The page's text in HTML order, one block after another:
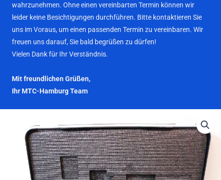
wahrzunehmen. Ohne einen vereinbarten Termin können wir
leider keine Besichtigungen durchführen. Bitte kontaktieren Sie
uns im Voraus, um einen passenden Termin zu vereinbaren. Wir
freuen uns darauf, Sie bald begrüßen zu dürfen!
Vielen Dank für Ihr Verständnis.
Mit freundlichen Grüßen,
Ihr MTC-Hamburg Team